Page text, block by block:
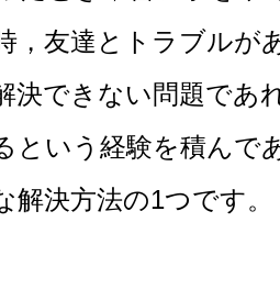
，友達とトラブルが
決できない問題であ
という経験を積んで
解決方法の1つです。